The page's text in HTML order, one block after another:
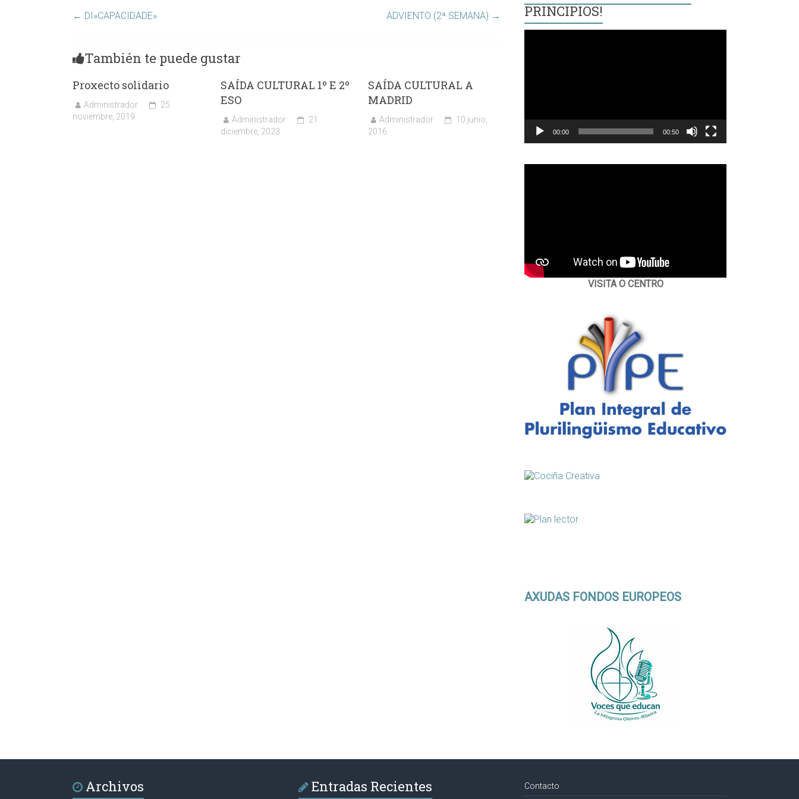
← DI»CAPACIDADE» ADVIENTO (2ª SEMANA) →
También te puede gustar
Proxecto solidario
Administrador
25
noviembre, 2019
SAÍDA CULTURAL 1º E 2º
ESO
Administrador
21
diciembre, 2023
SAÍDA CULTURAL A
MADRID
Administrador
10 junio,
2016
PRINCIPIOS!
00:00 00:50
VISITA O CENTRO
AXUDAS FONDOS EUROPEOS
Archivos Entradas Recientes Contacto